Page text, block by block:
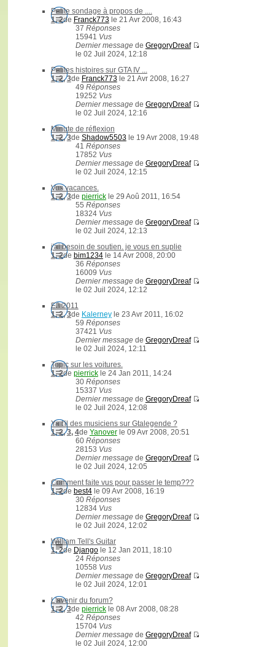
Petite sondage à propos de ....
1,2de Franck773le 21 Avr 2008, 16:43
37 Réponses
15941 Vus
Dernier message de GregoryDreaf
le 02 Juil 2024, 12:18
Petites histoires sur GTA IV ...
1,2,3de Franck773le 21 Avr 2008, 16:27
49 Réponses
19252 Vus
Dernier message de GregoryDreaf
le 02 Juil 2024, 12:16
Minute de réflexion
1,2,3de Shadow5503le 19 Avr 2008, 19:48
41 Réponses
17852 Vus
Dernier message de GregoryDreaf
le 02 Juil 2024, 12:15
Vos vacances.
1,2,3de pierrickle 29 Aoû 2011, 16:54
55 Réponses
18324 Vus
Dernier message de GregoryDreaf
le 02 Juil 2024, 12:13
j'ai besoin de soutien. je vous en suplie
1,2de bim1234le 14 Avr 2008, 20:00
36 Réponses
16009 Vus
Dernier message de GregoryDreaf
le 02 Juil 2024, 12:12
E3 2011
1,2,3de Kalerneyle 23 Avr 2011, 16:02
59 Réponses
37421 Vus
Dernier message de GregoryDreaf
le 02 Juil 2024, 12:11
Topic sur les voitures.
1,2de pierrickle 24 Jan 2011, 14:24
30 Réponses
15337 Vus
Dernier message de GregoryDreaf
le 02 Juil 2024, 12:08
Ya t'il des musiciens sur Gtalegende ?
1,2,3, 4de Yanoverle 09 Avr 2008, 20:51
60 Réponses
28153 Vus
Dernier message de GregoryDreaf
le 02 Juil 2024, 12:05
Comment faite vus pour passer le temp???
1,2de best4le 09 Avr 2008, 16:19
30 Réponses
12834 Vus
Dernier message de GregoryDreaf
le 02 Juil 2024, 12:02
William Tell's Guitar
1,2de Djangole 12 Jan 2011, 18:10
24 Réponses
10558 Vus
Dernier message de GregoryDreaf
le 02 Juil 2024, 12:01
L'avenir du forum?
1,2,3de pierrickle 08 Avr 2008, 08:28
42 Réponses
15704 Vus
Dernier message de GregoryDreaf
le 02 Juil 2024, 12:00